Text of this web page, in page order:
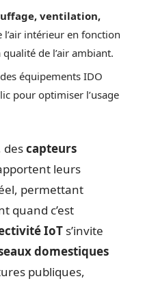
ventilation,
l’air intérieur en fonction
de l’air ambiant.
équipements IDO
pour optimiser l’usage
descapteurs
leurs
permettant
quand c’est
IoT s’invite
domestiques
publiques,